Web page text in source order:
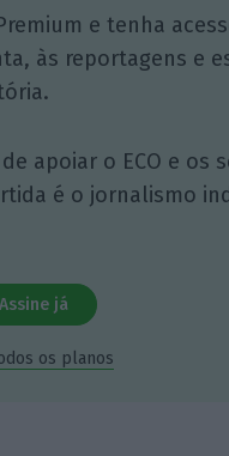
e tenha
às reportagens e
apoiar o ECO e os
é o jornalismo
Assine já
os planos